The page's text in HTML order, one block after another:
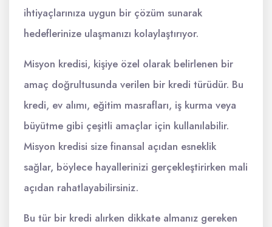
ihtiyaçlarınıza uygun bir çözüm sunarak
hedeflerinize ulaşmanızı kolaylaştırıyor.
Misyon kredisi, kişiye özel olarak belirlenen bir
amaç doğrultusunda verilen bir kredi türüdür. Bu
kredi, ev alımı, eğitim masrafları, iş kurma veya
büyütme gibi çeşitli amaçlar için kullanılabilir.
Misyon kredisi size finansal açıdan esneklik
sağlar, böylece hayallerinizi gerçekleştirirken mali
açıdan rahatlayabilirsiniz.
Bu tür bir kredi alırken dikkate almanız gereken